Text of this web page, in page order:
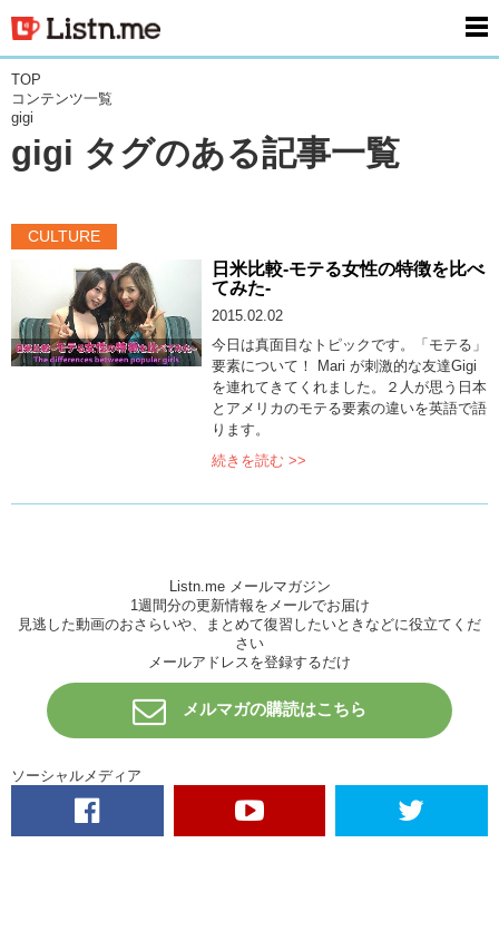
TOP
コンテンツ一覧
gigi
gigi タグのある記事一覧
CULTURE
日米比較-モテる女性の特徴を比べ
てみた-
2015.02.02
今日は真面目なトピックです。「モテる」
要素について！ Mari が刺激的な友達Gigi
を連れてきてくれました。２人が思う日本
とアメリカのモテる要素の違いを英語で語
ります。
続きを読む >>
Listn.me メールマガジン
1週間分の更新情報をメールでお届け
見逃した動画のおさらいや、まとめて復習したいときなどに役立てくだ
さい
メールアドレスを登録するだけ
メルマガの購読はこちら
ソーシャルメディア